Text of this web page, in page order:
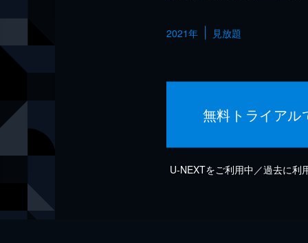
2021年 見放題
無料トライアル
U-NEXTをご利用中／過去に利